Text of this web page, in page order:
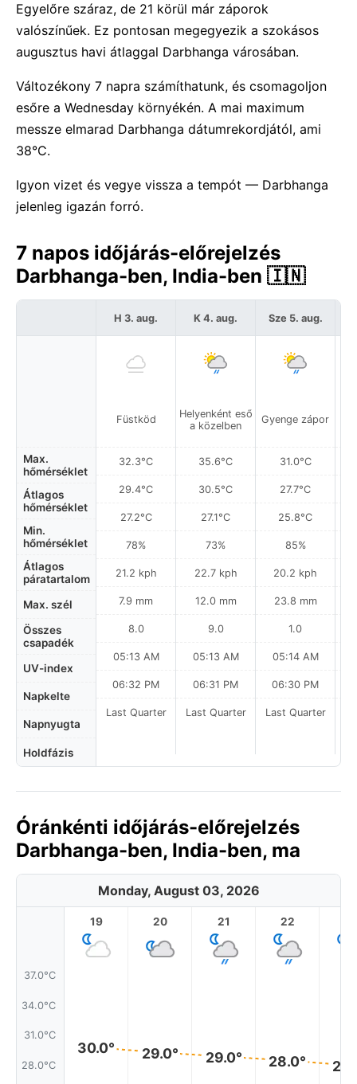
Egyelőre száraz, de 21 körül már záporok
valószínűek. Ez pontosan megegyezik a szokásos
augusztus havi átlaggal Darbhanga városában.
Változékony 7 napra számíthatunk, és csomagoljon
esőre a Wednesday környékén. A mai maximum
messze elmarad Darbhanga dátumrekordjától, ami
38°C.
Igyon vizet és vegye vissza a tempót — Darbhanga
jelenleg igazán forró.
7 napos időjárás-előrejelzés
Darbhanga-ben, India-ben 🇮🇳
Max.
hőmérséklet
Átlagos
hőmérséklet
Min.
hőmérséklet
Átlagos
páratartalom
Max. szél
Összes
csapadék
UV-index
Napkelte
Napnyugta
Holdfázis
H 3. aug.
Füstköd
32.3°C
29.4°C
27.2°C
78%
21.2 kph
7.9 mm
8.0
05:13 AM
06:32 PM
Last Quarter
K 4. aug.
Helyenként eső
a közelben
35.6°C
30.5°C
27.1°C
73%
22.7 kph
12.0 mm
9.0
05:13 AM
06:31 PM
Last Quarter
Sze 5. aug.
Gyenge zápor
31.0°C
27.7°C
25.8°C
85%
20.2 kph
23.8 mm
1.0
05:14 AM
06:30 PM
Last Quarter
Óránkénti időjárás-előrejelzés
Darbhanga-ben, India-ben, ma
Monday, August 03, 2026
37.0°C
34.0°C
31.0°C
28.0°C
19
30.0°
20
29.0°
21
29.0°
22
28.0°